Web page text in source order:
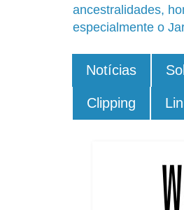
ancestralidades,
especialmente o
Notícias
Clipping